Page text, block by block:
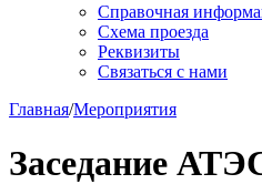
Справочная
Схема проезда
Реквизиты
Связаться с нами
Главная/Мероприятия
Заседание